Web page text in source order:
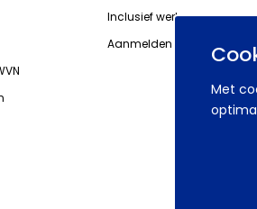
Met
Inclusief werkgeven
Aanmelden nieuwsbrieven